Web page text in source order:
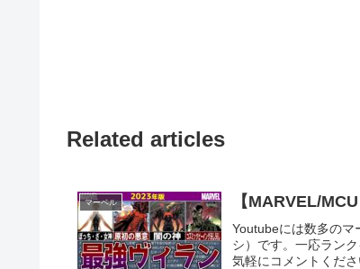
Related articles
マーベル 【MARVEL/
Youtubeには数多のマ
シ）です。一応ラン
気軽にコメントくだ